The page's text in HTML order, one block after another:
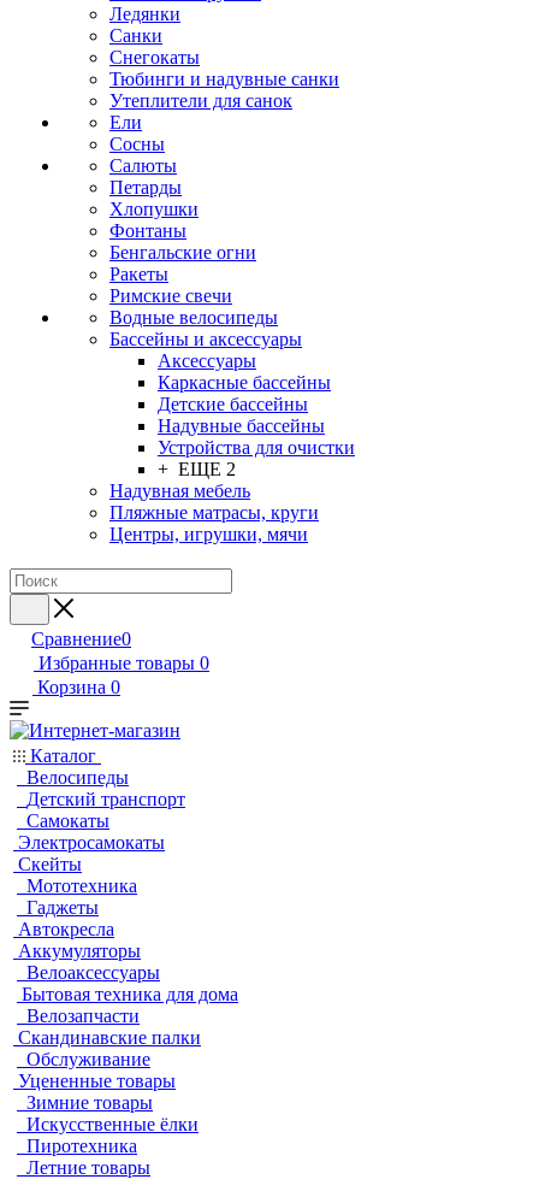
Ледянки
Санки
Снегокаты
Тюбинги и надувные санки
Утеплители для санок
Ели
Сосны
Салюты
Петарды
Хлопушки
Фонтаны
Бенгальские огни
Ракеты
Римские свечи
Водные велосипеды
Бассейны и аксессуары
Аксессуары
Каркасные бассейны
Детские бассейны
Надувные бассейны
Устройства для очистки
+ ЕЩЕ 2
Надувная мебель
Пляжные матрасы, круги
Центры, игрушки, мячи
Сравнение0
Избранные товары 0
Корзина 0
Каталог
Велосипеды
Детский транспорт
Самокаты
Электросамокаты
Скейты
Мототехника
Гаджеты
Автокресла
Аккумуляторы
Велоаксессуары
Бытовая техника для дома
Велозапчасти
Скандинавские палки
Обслуживание
Уцененные товары
Зимние товары
Искусственные ёлки
Пиротехника
Летние товары